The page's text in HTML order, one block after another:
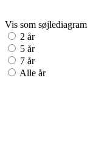
Vis som søjlediagram
2 år
5 år
7 år
Alle år